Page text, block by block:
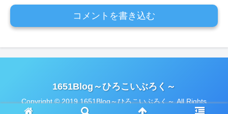
コメントを書き込む
1651Blog～ひろこいぶろく～
Copyright © 2019 1651Blog～ひろこいぶろく～ All Rights